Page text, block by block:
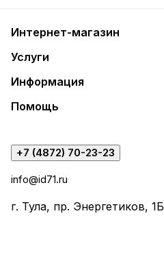
Интернет-магазин
Услуги
Информация
Помощь
+7 (4872) 70-23-23
info@id71.ru
г. Тула, пр. Энергетиков, 1Б